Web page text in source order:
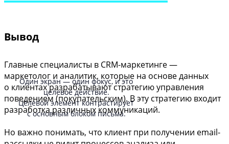
Один экран — один фокус, и это
целевое действие.
Целевой элемент контрастирует
с основным блоком письма.
Вывод
Главные специалисты в CRM-маркетинге —
маркетолог и аналитик, которые на основе данных
о клиентах разрабатывают стратегию управления
поведением (покупательским). В эту стратегию входит
разработка различных коммуникаций.
Но важно понимать, что клиент при получении email-